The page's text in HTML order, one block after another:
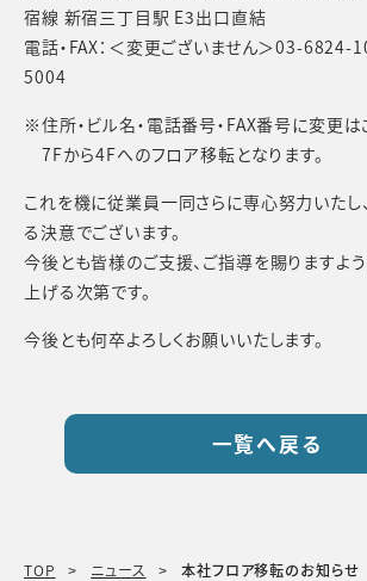
宿線 新宿三丁目駅 E3出口直結
電話・FAX：＜変更ございません＞03-
5004
※住所・ビル名・電話番号・FAX番号に変更は
7Fから4Fへのフロア移転となります。
これを機に従業員一同さらに専心努力いたし
る決意でございます。
今後とも皆様のご支援、ご指導を賜りますよ
上げる次第です。
今後とも何卒よろしくお願いいたします。
一覧へ戻る
TOP ニュース 本社フロア移転のお知らせ